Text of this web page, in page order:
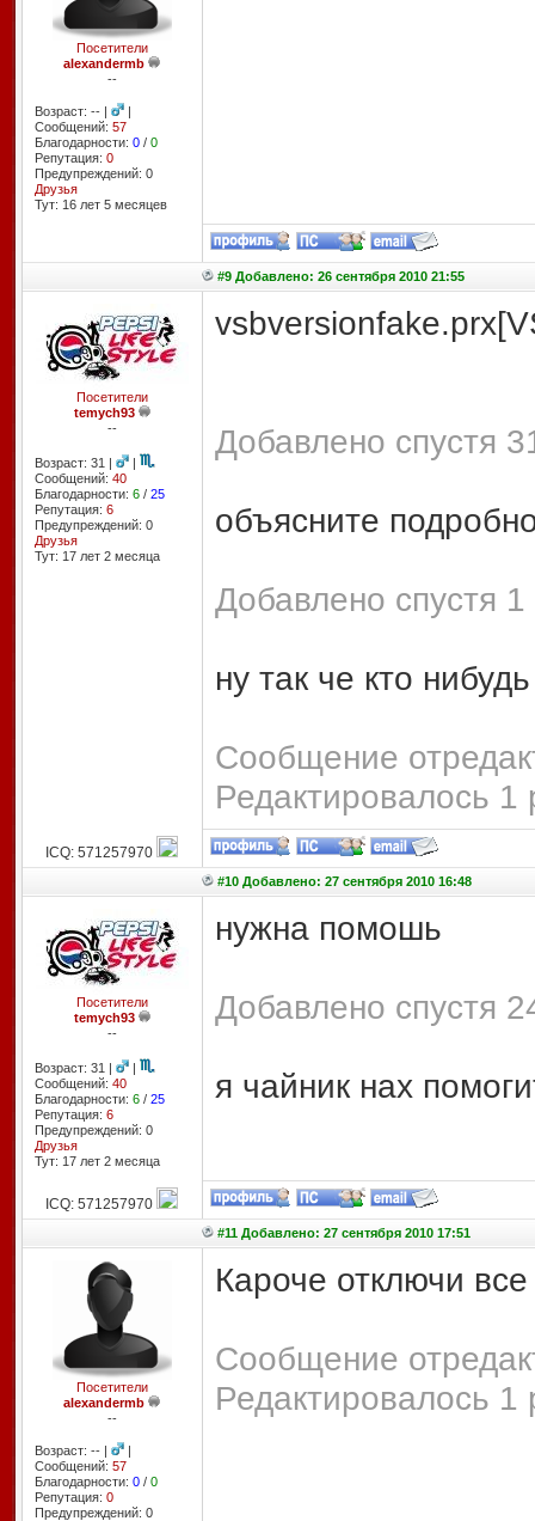
Посетители
alexandermb
--
Возраст: -- |
|
Сообщений: 57
Благодарности: 0/ 0
Репутация: 0
Предупреждений: 0
Друзья
Тут: 16 лет 5 месяцев
#9 Добавлено: 26 сентября 2010 21:55
Посетители
temych93
--
Возраст: 31 |
|
Сообщений: 40
Благодарности: 6/ 25
Репутация: 6
Предупреждений: 0
Друзья
Тут: 17 лет 2 месяцa
Добавлено спустя
объясните
Добавлено спустя
ну так че кто
Сообщение
Редактировалось 1
ICQ: 571257970
#10 Добавлено: 27 сентября 2010 16:48
Посетители
temych93
--
Возраст: 31 |
|
Сообщений: 40
Благодарности: 6/ 25
Репутация: 6
Предупреждений: 0
Друзья
Тут: 17 лет 2 месяцa
нужна помошь
Добавлено спустя
я чайник нах
ICQ: 571257970
#11 Добавлено: 27 сентября 2010 17:51
Посетители
alexandermb
--
Возраст: -- |
|
Сообщений: 57
Благодарности: 0/ 0
Репутация: 0
Предупреждений: 0
Кароче отключи
Сообщение
Редактировалось 1